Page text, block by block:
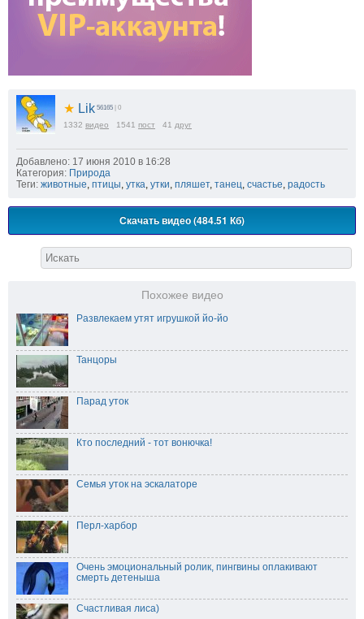
★ Lik 56165 | 0
1332 видео 1541 пост 41 друг
Добавлено: 17 июня 2010 в 16:28
Категория: Природа
Теги: животные птицы утка утки пляшет, танец счастье радость
Скачать видео (484.51 Кб)
Похожее видео
Развлекаем утят игрушкой йо-йо
Танцоры
Парад уток
Кто последний - тот вонючка!
Семья уток на эскалаторе
Перл-харбор
Очень эмоциональный ролик, пингвины оплакивают
смерть детеныша
Счастливая лиса)